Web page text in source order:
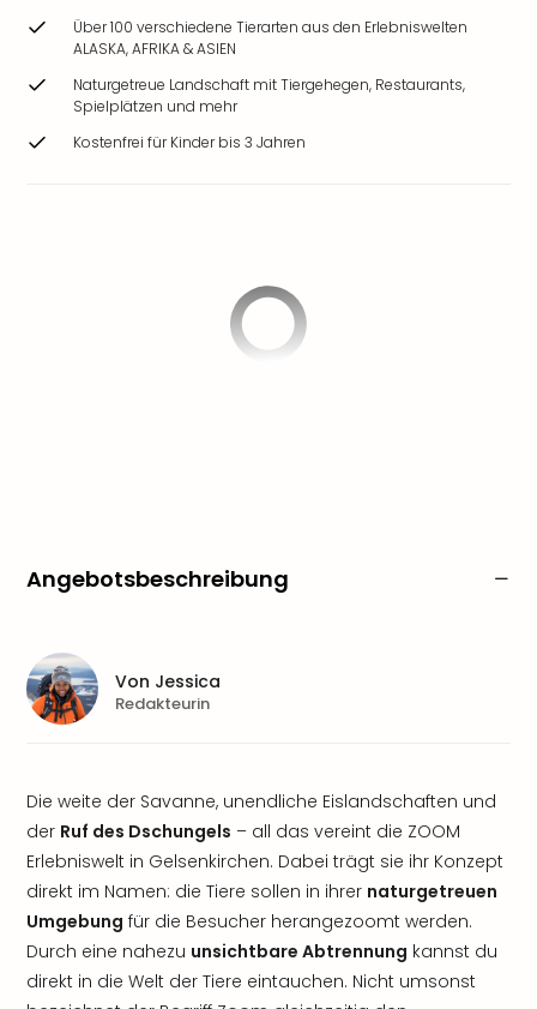
Über 100 verschiedene Tierarten aus den Erlebniswelten
ALASKA, AFRIKA & ASIEN
Naturgetreue Landschaft mit Tiergehegen, Restaurants,
Spielplätzen und mehr
Kostenfrei für Kinder bis 3 Jahren
Angebotsbeschreibung
Die weite der Savanne, unendliche Eislandschaften und
der Ruf des Dschungels – all das vereint die ZOOM
Erlebniswelt in Gelsenkirchen. Dabei trägt sie ihr Konzept
direkt im Namen: die Tiere sollen in ihrer naturgetreuen
Umgebung für die Besucher herangezoomt werden.
Durch eine nahezu unsichtbare Abtrennung kannst du
direkt in die Welt der Tiere eintauchen. Nicht umsonst
Von Jessica
Redakteurin